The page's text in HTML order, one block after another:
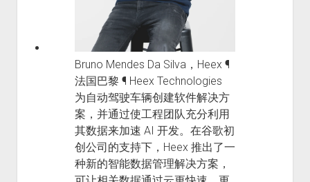
Bruno Mendes Da Silva，Heex ¶
法国巴黎 ¶ Heex Technologies
为自动驾驶车辆创建软件解决方
案，并通过使工程团队充分利用
其数据来加速 AI 开发。在谷歌初
创公司的支持下，Heex 推出了一
种新的智能数据管理解决方案，